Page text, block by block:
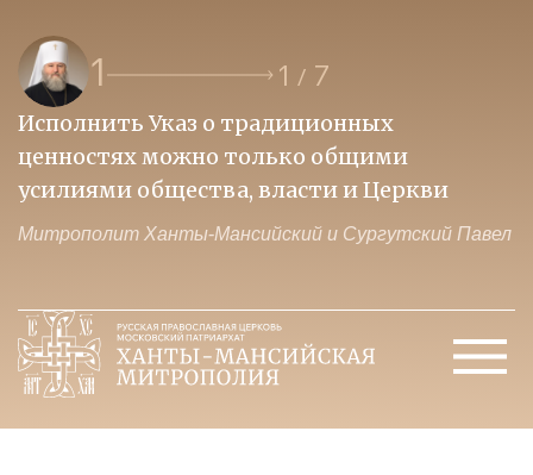
1 1 / 7
Исполнить Указ о традиционных
ценностях можно только общими
усилиями общества, власти и Церкви
Митрополит Ханты-Мансийский и Сургутский Павел